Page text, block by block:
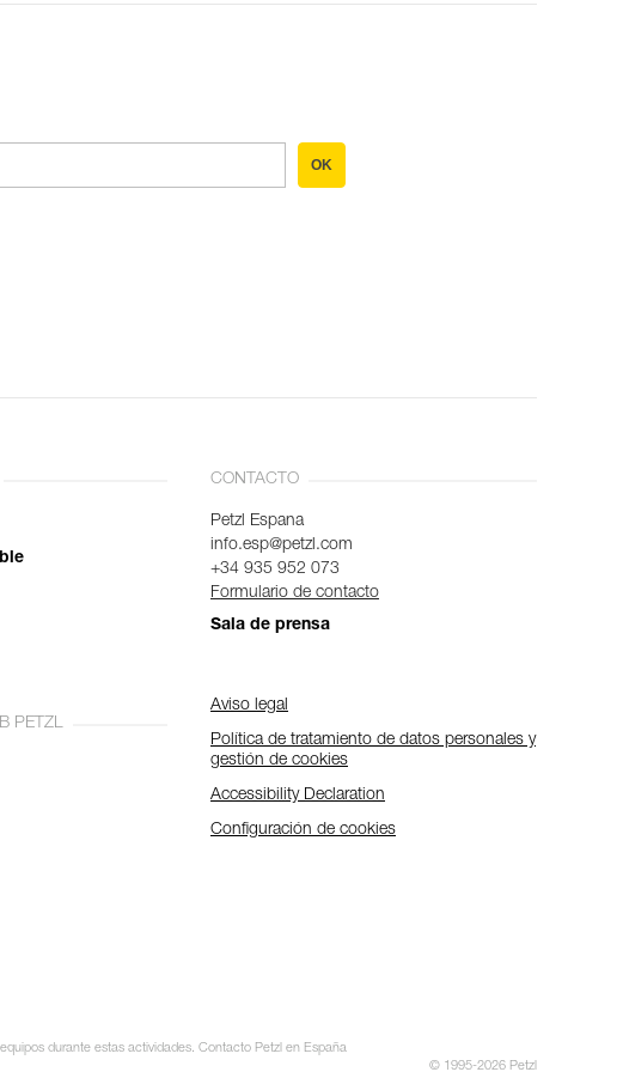
OK
PETZL
CONTACTO
Petzl Espana
info.esp@petzl.com
+34 935 952 073
Formulario de contacto
Sala de prensa
Aviso legal
Política de tratamiento de datos personales y
gestión de cookies
Accessibility Declaration
Configuración de cookies
durante estas actividades. Contacto Petzl en España
© 1995-2026 Petzl